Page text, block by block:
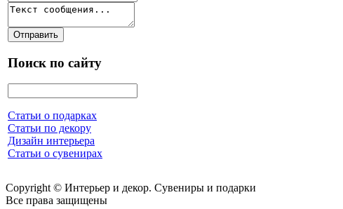
Поиск по сайту
Статьи о подарках
Статьи по декору
Дизайн интерьера
Статьи о сувенирах
Copyright © Интерьер и декор. Сувениры и подарки
Все права защищены